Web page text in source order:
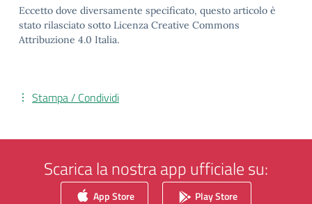
Eccetto dove diversamente specificato, questo articolo è
stato rilasciato sotto Licenza Creative Commons
Attribuzione 4.0 Italia.
Stampa / Condividi
Scarica la nostra app ufficiale su:
App Store Play Store